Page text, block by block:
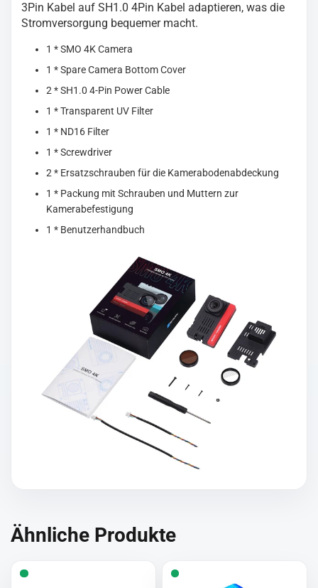
3Pin Kabel auf SH1.0 4Pin Kabel adaptieren, was die
Stromversorgung bequemer macht.
1 * SMO 4K Camera
1 * Spare Camera Bottom Cover
2 * SH1.0 4-Pin Power Cable
1 * Transparent UV Filter
1 * ND16 Filter
1 * Screwdriver
2 * Ersatzschrauben für die Kamerabodenabdeckung
1 * Packung mit Schrauben und Muttern zur
Kamerabefestigung
1 * Benutzerhandbuch
Ähnliche Produkte